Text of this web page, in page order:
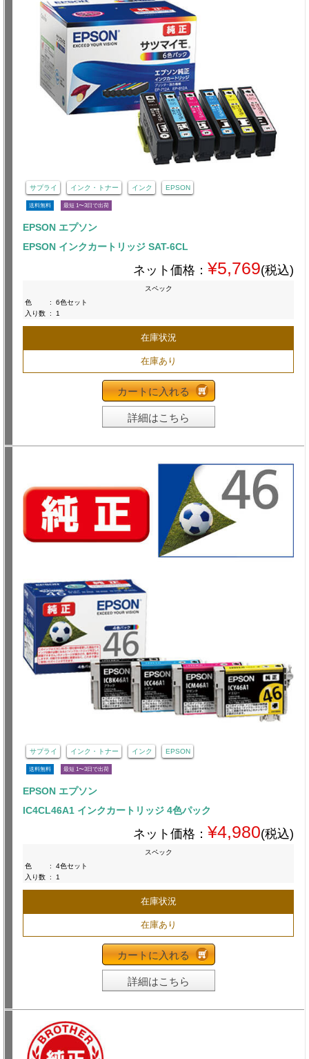
サプライ インク・トナー インク EPSON
送料無料 最短 1〜3日で出荷
EPSON エプソン
EPSON インクカートリッジ SAT-6CL
ネット価格： ¥5,769(税込)
スペック
色
:
6色セット
入り数 : 1
在庫状況
在庫あり
カートに入れる
詳細はこちら
サプライ インク・トナー インク EPSON
送料無料 最短 1〜3日で出荷
EPSON エプソン
IC4CL46A1 インクカートリッジ 4色パック
ネット価格： ¥4,980(税込)
スペック
色
:
4色セット
入り数 : 1
在庫状況
在庫あり
カートに入れる
詳細はこちら